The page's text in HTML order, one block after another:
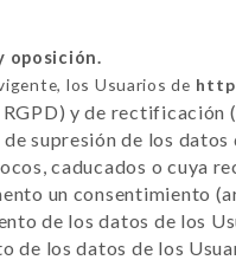
oposición.
los Usuarios de
y de
supresión de los
caducados o cuya
un consentimiento
de los datos de los
de los datos de los